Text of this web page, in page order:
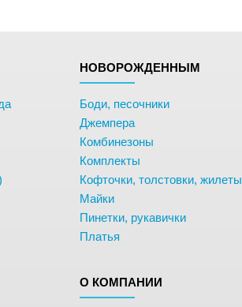
НОВОРОЖДЕННЫМ
Боди, песочники
Джемпера
Комбинезоны
Комплекты
Кофточки, толстовки, жилеты
Майки
Пинетки, рукавички
Платья
О КОМПАНИИ